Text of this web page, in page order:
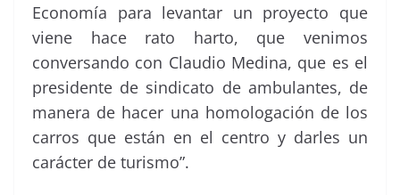
Economía para levantar un proyecto que
viene hace rato harto, que venimos
conversando con Claudio Medina, que es el
presidente de sindicato de ambulantes, de
manera de hacer una homologación de los
carros que están en el centro y darles un
carácter de turismo”.